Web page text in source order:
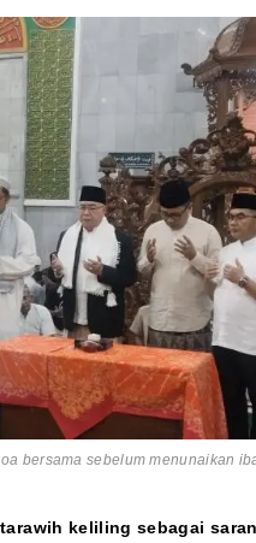
bersama sebelum menunaikan
keliling sebagai